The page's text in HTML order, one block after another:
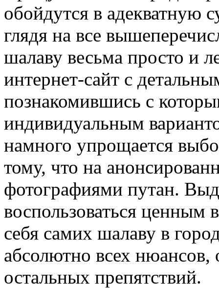
обойдутся в адекватную
глядя на все
шалаву весьма просто и
интернет-сайт с
познакомившись с
индивидуальным
намного упрощается
тому, что на
фотографиями путан.
воспользоваться ценным
себя самих шалаву в
абсолютно всех нюансов,
остальных препятствий.